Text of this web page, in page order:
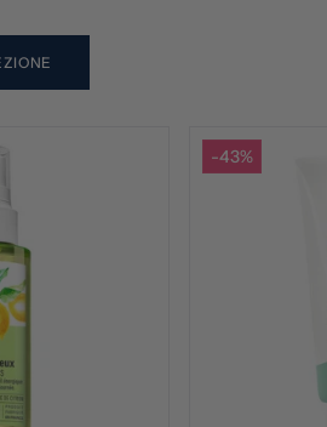
-43%